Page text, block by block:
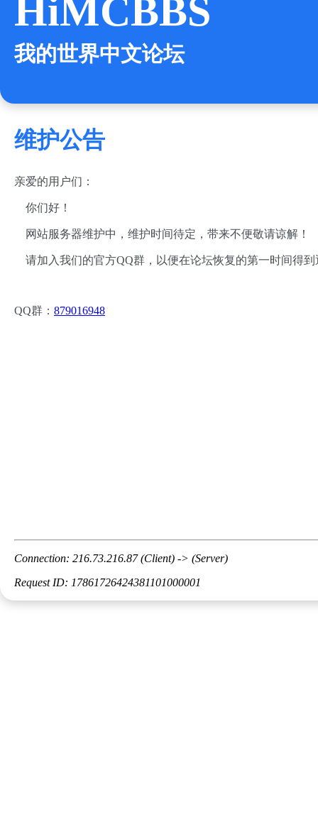
HiMCBBS
我的世界中文论坛
维护公告
亲爱的用户们：
你们好！
网站服务器维护中，维护时间待定，带来不便敬请谅解！
请加入我们的官方QQ群，以便在论坛恢复的第一时间得到
QQ群： 879016948
Connection: 216.73.216.87 (Client) -> (Server)
Request ID: 17861726424381101000001